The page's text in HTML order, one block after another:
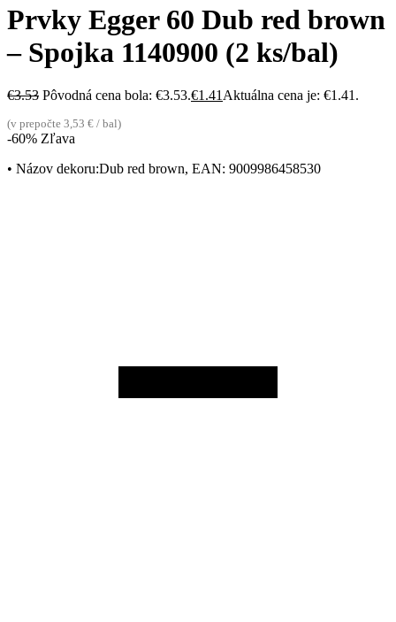
Prvky Egger 60 Dub red brown
– Spojka 1140900 (2 ks/bal)
€3.53 Pôvodná cena bola: €3.53.€1.41 Aktuálna cena je: €1.41.
(v prepočte 3,53 € / bal)
-60% Zľava
• Názov dekoru:Dub red brown, EAN: 9009986458530